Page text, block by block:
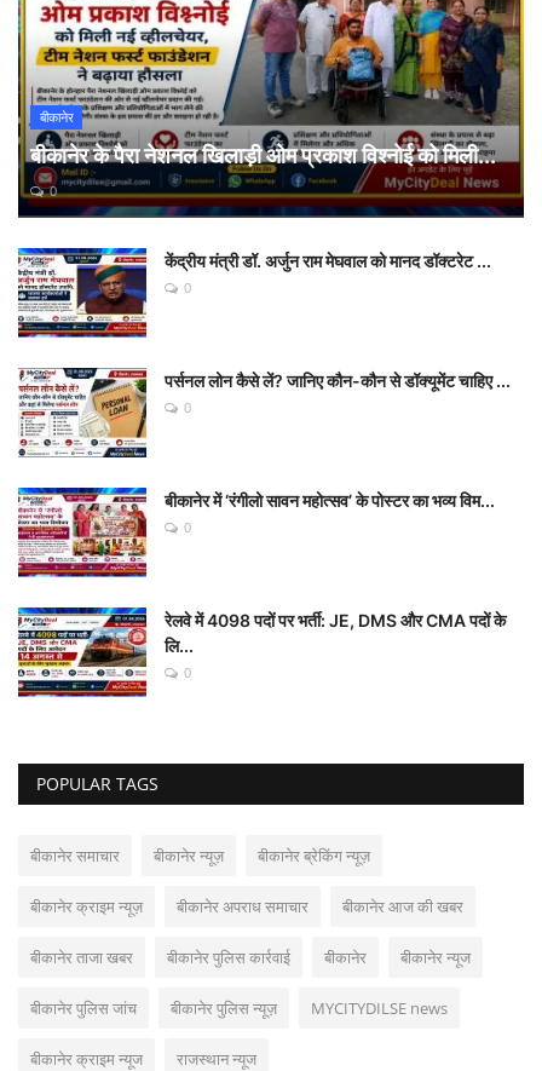
बीकानेर
बीकानेर के पैरा नेशनल खिलाड़ी ओम प्रकाश विश्नोई को मिली...
0
केंद्रीय मंत्री डॉ. अर्जुन राम मेघवाल को मानद डॉक्टरेट ...
0
पर्सनल लोन कैसे लें? जानिए कौन-कौन से डॉक्यूमेंट चाहिए ...
0
बीकानेर में ‘रंगीलो सावन महोत्सव’ के पोस्टर का भव्य विम...
0
रेलवे में 4098 पदों पर भर्ती: JE, DMS और CMA पदों के
लि...
0
POPULAR TAGS
बीकानेर समाचार बीकानेर न्यूज़ बीकानेर ब्रेकिंग न्यूज़
बीकानेर क्राइम न्यूज़ बीकानेर अपराध समाचार बीकानेर आज की खबर
बीकानेर ताजा खबर बीकानेर पुलिस कार्रवाई बीकानेर बीकानेर न्यूज
बीकानेर पुलिस जांच बीकानेर पुलिस न्यूज़ MYCITYDILSE news
बीकानेर क्राइम न्यूज राजस्थान न्यूज